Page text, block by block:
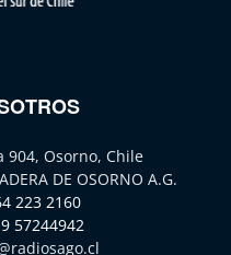
904, Osorno, Chile
DE OSORNO A.G.
223 2160
57244942